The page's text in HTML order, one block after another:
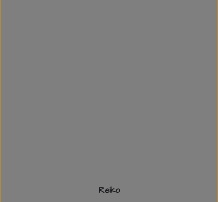
Reiko